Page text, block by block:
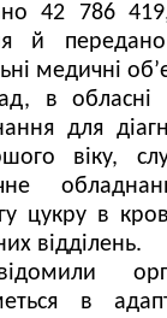
42 786
й
медичні
в обласні
для
віку,
цукру в
відділень.
в